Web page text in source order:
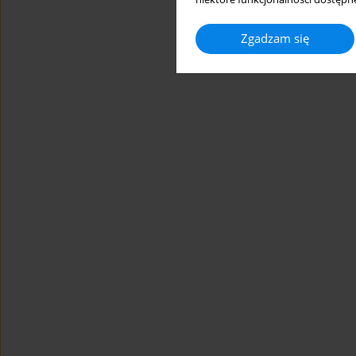
Zgadzam się